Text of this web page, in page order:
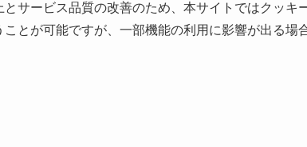
サービス品質の改善のため、本サイトではクッキ
とが可能ですが、一部機能の利用に影響が出る場